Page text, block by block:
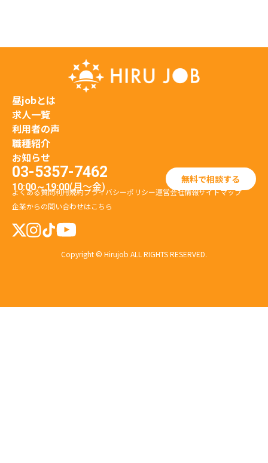
昼jobとは
求人一覧
利用者の声
職種紹介
お知らせ
03-5357-7462
10:00～19:00(月〜金) 無料で相談する
よくある質問利用規約プライバシーポリシー運営会社情報サイトマップ
企業からの問い合わせはこちら
Copyright © Hirujob ALL RIGHTS RESERVED.